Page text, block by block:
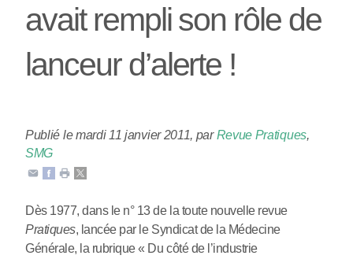
avait rempli son rôle de
lanceur d’alerte !
Publié le mardi 11 janvier 2011, parRevue Pratiques,
SMG
Dès 1977, dans le n° 13 de la toute nouvelle revue
Pratiques, lancée par le Syndicat de la Médecine
Générale, la rubrique « Du côté de l’industrie